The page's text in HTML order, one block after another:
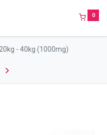
0
- 40kg (1000mg)